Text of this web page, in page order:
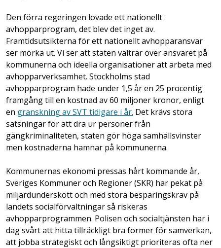
Den förra regeringen lovade ett nationellt
avhopparprogram, det blev det inget av.
Framtidsutsikterna för ett nationellt avhopparansvar
ser mörka ut. Vi ser att staten vältrar över ansvaret på
kommunerna och ideella organisationer att arbeta med
avhopparverksamhet. Stockholms stad
avhopparprogram hade under 1,5 år en 25 procentig
framgång till en kostnad av 60 miljoner kronor, enligt
en granskning av SVT tidigare i år. Det krävs stora
satsningar för att dra ur personer från
gängkriminaliteten, staten gör höga samhällsvinster
men kostnaderna hamnar på kommunerna.
Kommunernas ekonomi pressas hårt kommande år,
Sveriges Kommuner och Regioner (SKR) har pekat på
miljardunderskott och med stora besparingskrav på
landets socialförvaltningar så riskeras
avhopparprogrammen. Polisen och socialtjänsten har i
dag svårt att hitta tillräckligt bra former för samverkan,
att jobba strategiskt och långsiktigt prioriteras ofta ner